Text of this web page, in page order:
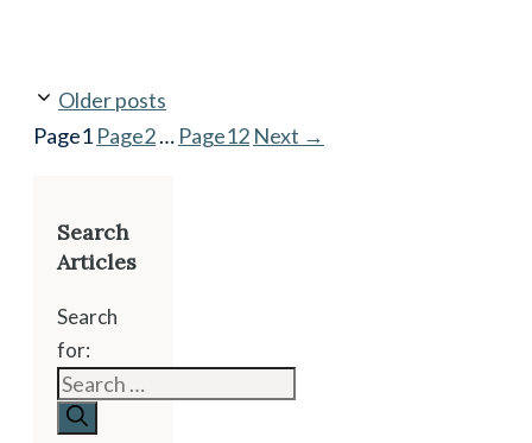
Older posts
Page1 Page2… Page12 Next →
Search
Articles
Search
for: